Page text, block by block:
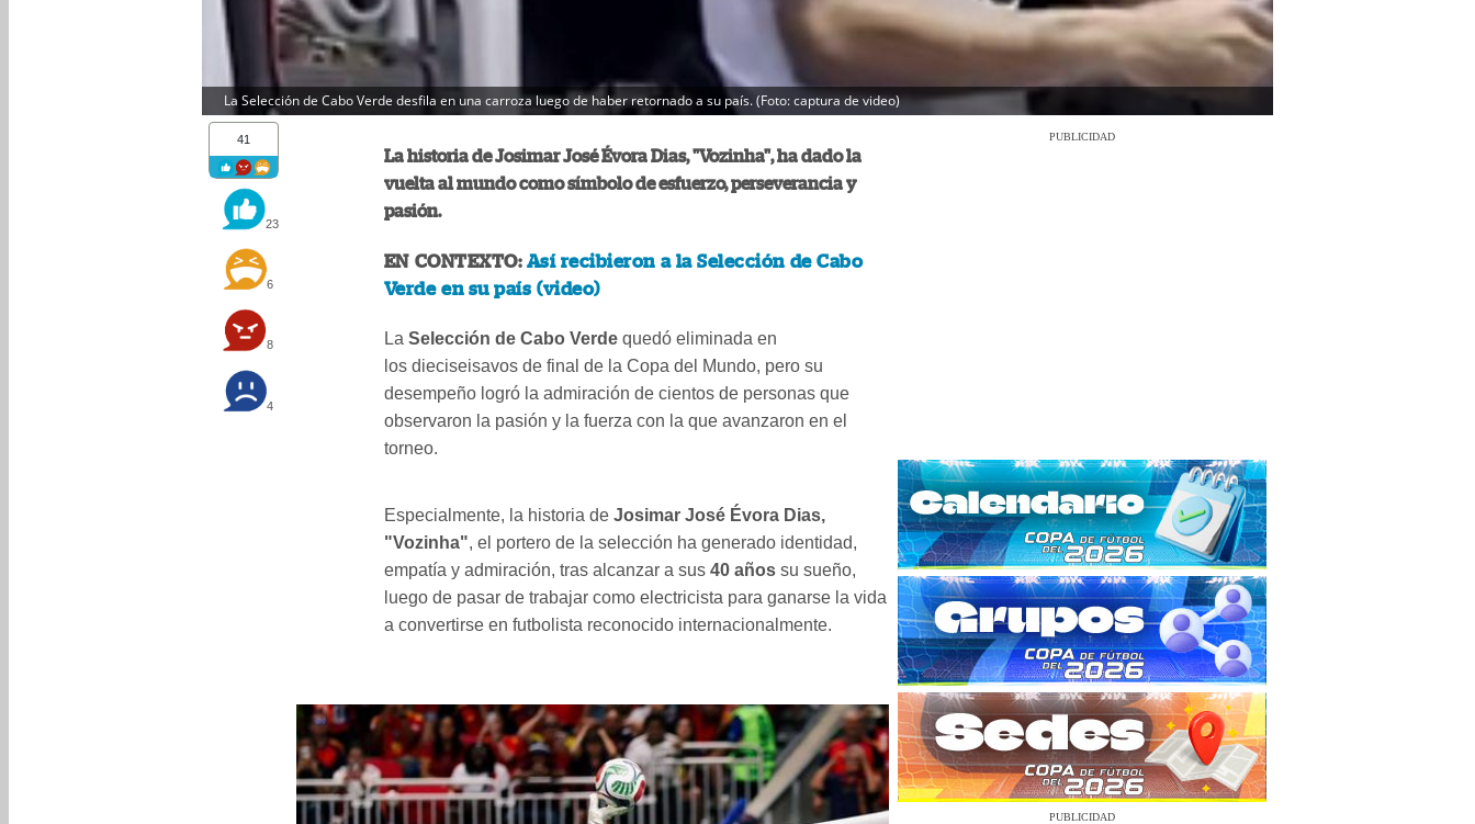
La Selección de Cabo Verde desfila en una carroza luego de haber retornado a su país. (Foto: captura de video)
41
23
6
8
4
La historia de Josimar José Évora Dias, "Vozinha", ha dado la
vuelta al mundo como símbolo de esfuerzo, perseverancia y
pasión.
EN CONTEXTO: Así recibieron a la Selección de Cabo
Verde en su país (video)
La Selección de Cabo Verde quedó eliminada en
los dieciseisavos de final de la Copa del Mundo, pero su
desempeño logró la admiración de cientos de personas que
observaron la pasión y la fuerza con la que avanzaron en el
torneo.
Especialmente, la historia de Josimar José Évora Dias,
"Vozinha", el portero de la selección ha generado identidad,
empatía y admiración, tras alcanzar a sus 40 años su sueño,
luego de pasar de trabajar como electricista para ganarse la vida
a convertirse en futbolista reconocido internacionalmente.
PUBLICIDAD
PUBLICIDAD